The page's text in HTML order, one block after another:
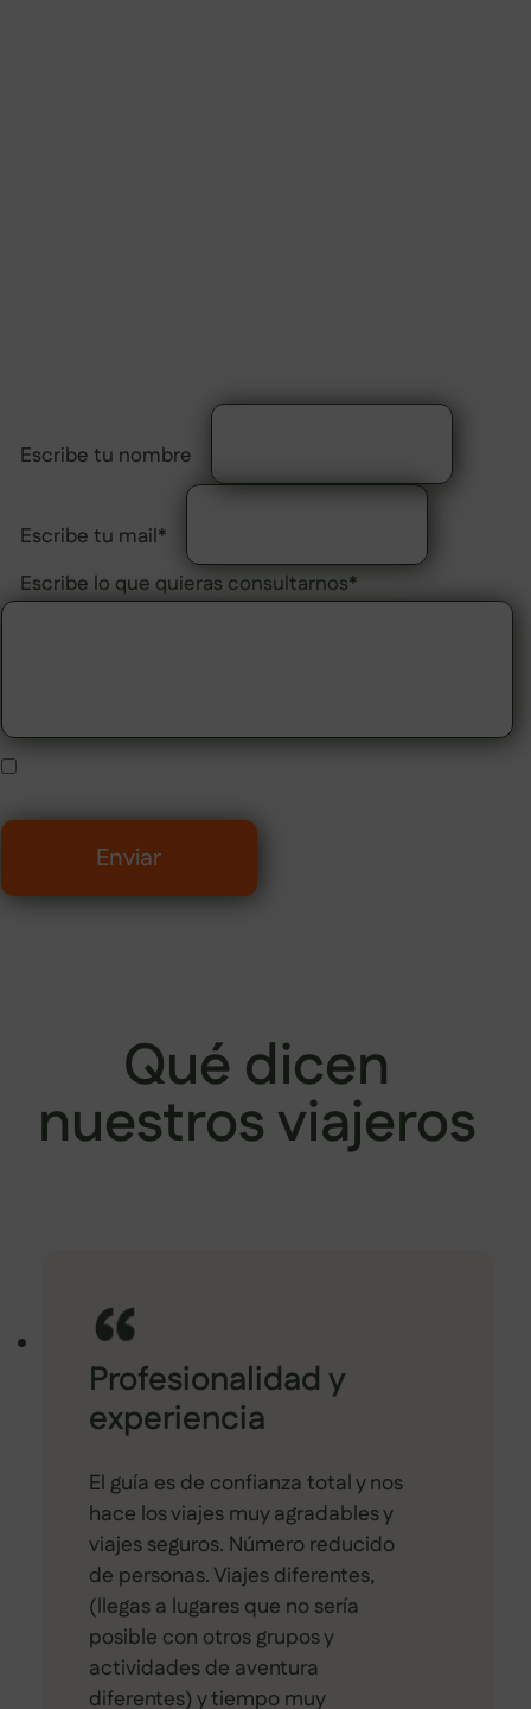
Escribe tu nombre
Escribe tu mail*
Escribe lo que quieras consultarnos*
He leído y acepto la
Enviar
Qué dicen
nuestros viajeros
Profesionalidad y
experiencia
El guía es de confianza total y nos
hace los viajes muy agradables y
viajes seguros. Número reducido
de personas. Viajes diferentes,
(llegas a lugares que no sería
posible con otros grupos y
actividades de aventura
diferentes) y tiempo muy